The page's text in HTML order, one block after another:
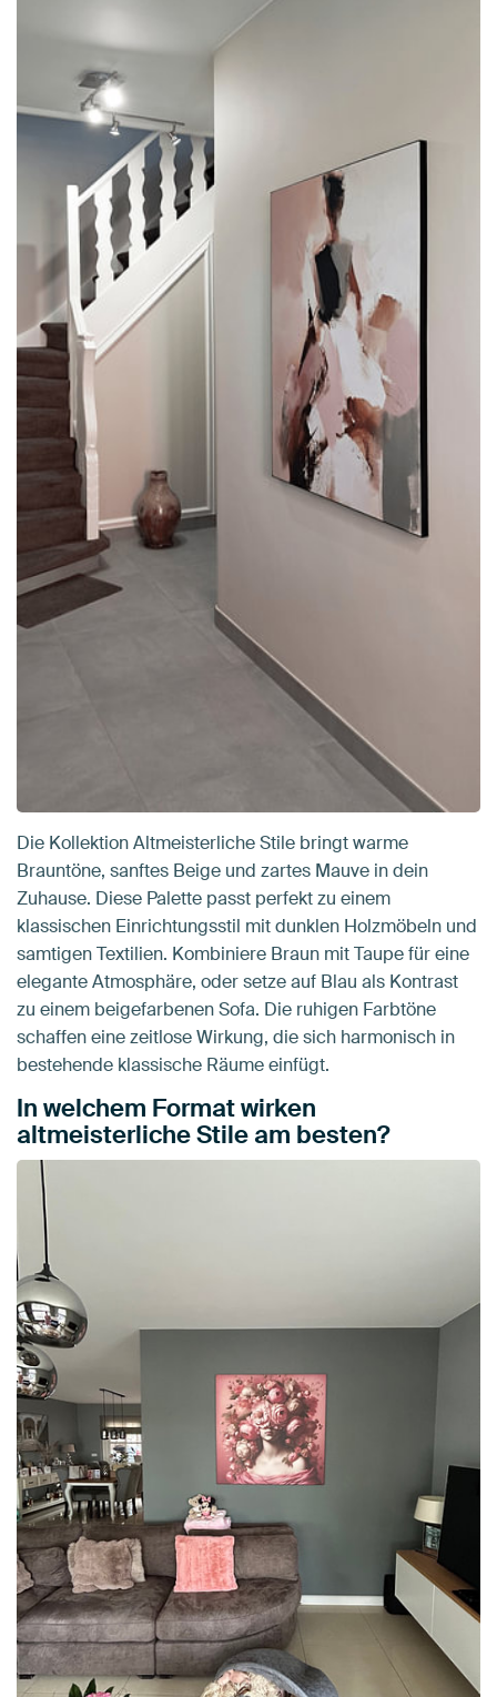
Die Kollektion Altmeisterliche Stile bringt warme
Brauntöne, sanftes Beige und zartes Mauve in dein
Zuhause. Diese Palette passt perfekt zu einem
klassischen Einrichtungsstil mit dunklen Holzmöbeln und
samtigen Textilien. Kombiniere Braun mit Taupe für eine
elegante Atmosphäre, oder setze auf Blau als Kontrast
zu einem beigefarbenen Sofa. Die ruhigen Farbtöne
schaffen eine zeitlose Wirkung, die sich harmonisch in
bestehende klassische Räume einfügt.
In welchem Format wirken
altmeisterliche Stile am besten?